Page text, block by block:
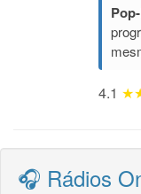
4.1
🎧 Rádios